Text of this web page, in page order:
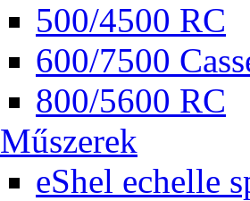
500/4500 RC
600/7500
800/5600 RC
Mű­sze­rek
eS­hel echel­le